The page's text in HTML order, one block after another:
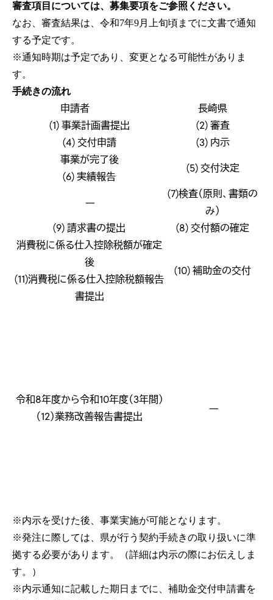
審査項目については、募集要項をご参照ください。
なお、審査結果は、令和7年9月上旬頃までに文書で通知
する予定です。
※通知時期は予定であり、変更となる可能性がありま
す。
手続きの流れ
申請者
長崎県
(1) 事業計画書提出
(2) 審査
(4) 交付申請
(3) 内示
事業が完了後
(6) 実績報告
(5) 交付決定
―
(7)検査（原則、書類の
み）
(9) 請求書の提出
(8) 交付額の確定
消費税に係る仕入控除税額が確定
後
(11)消費税に係る仕入控除税額報告
書提出
(10) 補助金の交付
令和8年度から令和10年度（3年間）
（12）業務改善報告書提出
―
※内示を受けた後、事業実施が可能となります。
※発注に際しては、県が行う契約手続きの取り扱いに準
拠する必要があります。（詳細は内示の際にお伝えしま
す。）
※内示通知に記載した期日までに、補助金交付申請書を